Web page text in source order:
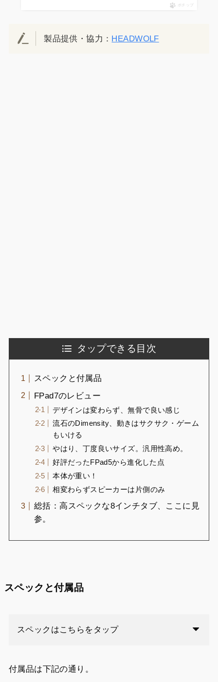
ポチップ
製品提供・協力： HEADWOLF
タップできる目次
スペックと付属品
FPad7のレビュー
デザインは変わらず、無骨で良い感じ
流石のDimensity、動きはサクサク・ゲーム
もいける
やはり、丁度良いサイズ。汎用性高め。
好評だったFPad5から進化した点
本体が重い！
相変わらずスピーカーは片側のみ
総括：高スペックな8インチタブ、ここに見
参。
スペックと付属品
スペックはこちらをタップ
付属品は下記の通り。